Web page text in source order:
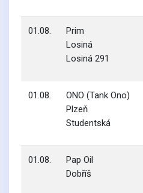
01.08.
Prim
Losiná
Losiná 291
01.08.
ONO (Tank Ono)
Plzeň
Studentská
01.08.
Pap Oil
Dobříš